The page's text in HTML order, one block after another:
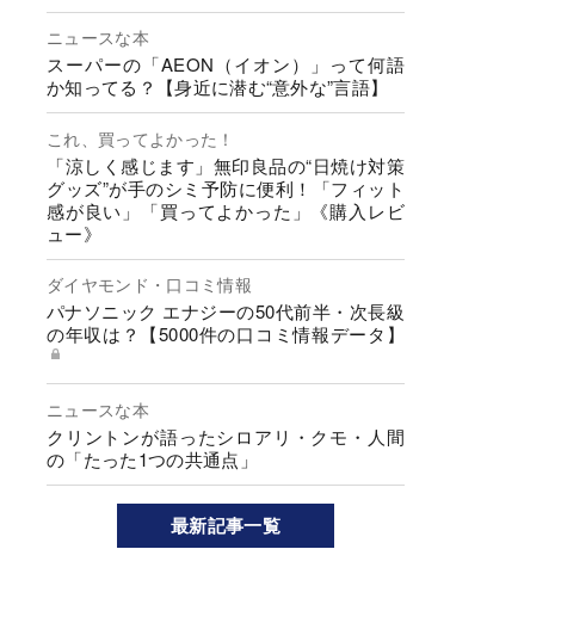
ニュースな本
スーパーの「AEON（イオン）」って何語
か知ってる？【身近に潜む“意外な”言語】
これ、買ってよかった！
「涼しく感じます」無印良品の“日焼け対策
グッズ”が手のシミ予防に便利！「フィット
感が良い」「買ってよかった」《購入レビ
ュー》
ダイヤモンド・口コミ情報
パナソニック エナジーの50代前半・次長級
の年収は？【5000件の口コミ情報データ】
ニュースな本
クリントンが語ったシロアリ・クモ・人間
の「たった1つの共通点」
最新記事一覧